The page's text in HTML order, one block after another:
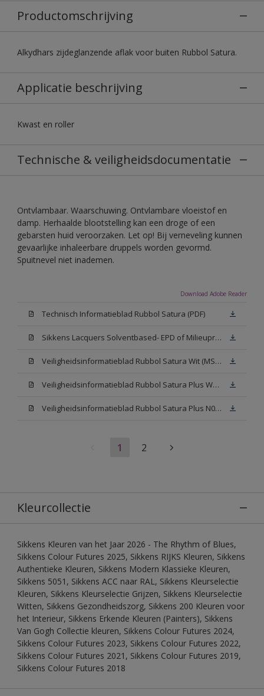
Productomschrijving
Alkydhars zijdeglanzende aflak voor buiten Rubbol Satura.
Applicatie beschrijving
Kwast en roller
Technische & veiligheidsdocumentatie
Ontvlambaar. Waarschuwing. Ontvlambare vloeistof en
damp. Herhaalde blootstelling kan een droge of een
gebarsten huid veroorzaken. Let op! Bij verneveling kunnen
gevaarlijke inhaleerbare druppels worden gevormd.
Spuitnevel niet inademen.
Download Adobe Reader
Technisch Informatieblad Rubbol Satura (PDF)
Sikkens Lacquers Solventbased- EPD of Milieuproductverklaring
Veiligheidsinformatieblad Rubbol Satura Wit (MSDS)
Veiligheidsinformatieblad Rubbol Satura Plus W05 (MSDS)
Veiligheidsinformatieblad Rubbol Satura Plus N00 (MSDS)
1 2
Kleurcollectie
Sikkens Kleuren van het Jaar 2026 - The Rhythm of Blues,
Sikkens Colour Futures 2025, Sikkens RIJKS Kleuren, Sikkens
Authentieke Kleuren, Sikkens Modern Klassieke Kleuren,
Sikkens 5051, Sikkens ACC naar RAL, Sikkens Kleurselectie
Kleuren, Sikkens Kleurselectie Grijzen, Sikkens Kleurselectie
Witten, Sikkens Gezondheidszorg, Sikkens 200 Kleuren voor
het Interieur, Sikkens Erkende Kleuren (Painters), Sikkens
Van Gogh Collectie kleuren, Sikkens Colour Futures 2024,
Sikkens Colour Futures 2023, Sikkens Colour Futures 2022,
Sikkens Colour Futures 2021, Sikkens Colour Futures 2019,
Sikkens Colour Futures 2018